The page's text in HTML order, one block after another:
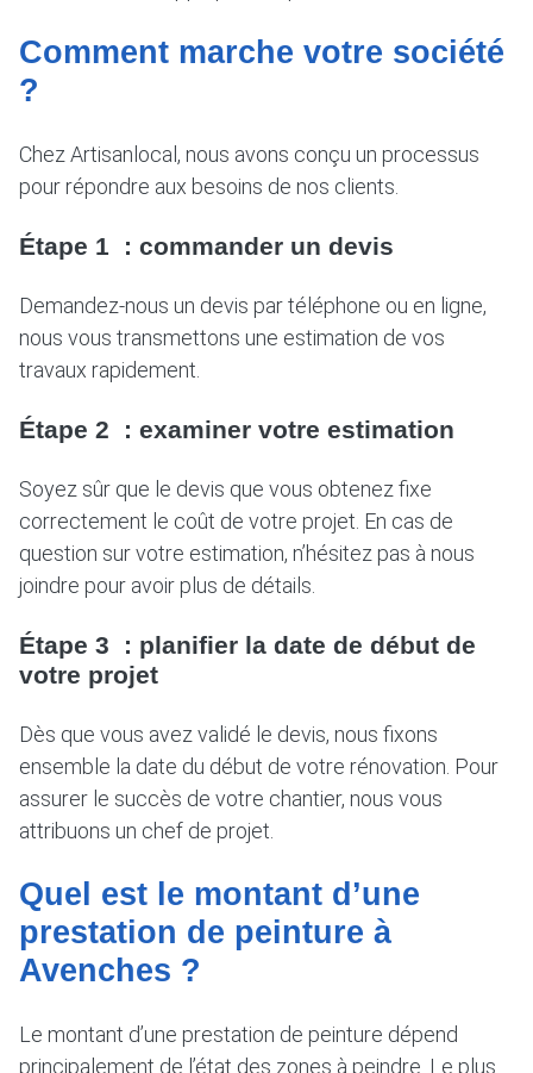
Comment marche votre société
?
Chez Artisanlocal, nous avons conçu un processus
pour répondre aux besoins de nos clients.
Étape 1 : commander un devis
Demandez-nous un devis par téléphone ou en ligne,
nous vous transmettons une estimation de vos
travaux rapidement.
Étape 2 : examiner votre estimation
Soyez sûr que le devis que vous obtenez fixe
correctement le coût de votre projet. En cas de
question sur votre estimation, n’hésitez pas à nous
joindre pour avoir plus de détails.
Étape 3 : planifier la date de début de
votre projet
Dès que vous avez validé le devis, nous fixons
ensemble la date du début de votre rénovation. Pour
assurer le succès de votre chantier, nous vous
attribuons un chef de projet.
Quel est le montant d’une
prestation de peinture à
Avenches ?
Le montant d’une prestation de peinture dépend
principalement de l’état des zones à peindre. Le plus